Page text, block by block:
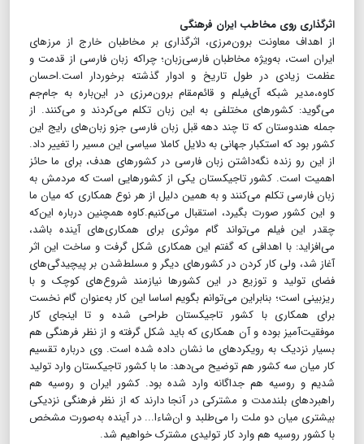
اثرگذاری روی مخاطب ایران فرهنگی
از اهداف معاونت برون‌مرزی، اثرگذاری بر مخاطبان خارج از مرزهای
ایران است، به‌ویژه مخاطبان فارسی‌زبان؛ چراکه زبان فارسی از قدمت و
عظمت زیادی در طول تاریخ و ادوار گذشته برخوردار است.احسان
کاوه،مدیر شبکه آی‌فیلم و قائم‌مقام برون‌مرزی در این‌باره به جام‌جم
می‌گوید: کشورهای مختلفی به این زبان تکلم می‌کردند و می‌کنند. از
جمله هندوستان که تا چند دهه قبل زبان فارسی جزو زبان‌های رایج این
کشور بود که استکبار جهانی به دلایل کاملا سیاسی این مسیر را تغییر داد.
از این رو زنده نگه‌داشتن زبان فارسی در کشورهای هدف، برای ما حائز
اهمیت است. کشور تاجیکستان یکی از کشورهایی است که مردمش به
زبان فارسی تکلم می‌کنند و به همین دلیل از هر نوع همکاری که میان ما
و این کشور صورت بگیرد، استقبال می‌کنیم.کاوه همچنین درباره این‌که
چقدر این فیلم می‌تواند گام موثری برای همکاری‌های آینده باشد،
می‌افزاید: با اهدافی که گفتم این همکاری شکل گرفت و ساخت این اثر
آغاز شد، ولی کار کردن در کشورهای دیگر و مسلط‌شدن بر پیچیدگی‌های
فضای تولید و توزیع در این کشورها نیازمند شروع‌های کوچک و با
ریزبینی است؛ بنابراین می‌توانم بگویم اساسا این کار به‌عنوان گام نخست
برای همکاری با کشور تاجیکستان طراحی شده و تا اینجای کار
موفقیت‌آمیز بوده و آن همکاری که باید شکل گرفته و از نظر فرهنگی هم
بسیار نزدیک به رویکردهای ما نشان داده شده است. وی درباره تقسیم
کار میان سه کشور هم توضیح می‌دهد: ما با کشور تاجیکستان وارد تولید
شدیم و روسیه هم جداگانه وارد شده بود. کشور ایران و روسیه هم
راهبردهای بلندمدت و مشترکی در آنجا دارند که از نظر فرهنگی نزدیکی
بیشتری میان دو ملت را می‌طلبد و ان‌شاءا... در آینده به‌صورت مشخص
با کشور روسیه هم وارد کار تولیدی مشترک خواهیم شد.